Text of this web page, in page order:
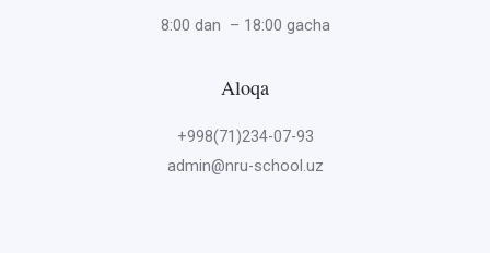
8:00 dan – 18:00 gacha
Aloqa
+998(71)234-07-93
admin@nru-school.uz